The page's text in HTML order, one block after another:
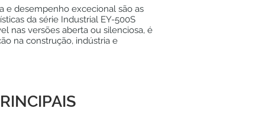
e desempenho excecional são as
da série Industrial EY-500S
nas versões aberta ou silenciosa, é
na construção, indústria e